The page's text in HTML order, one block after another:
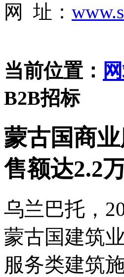
网 址：
当前位置：
B2B招标
蒙古国商
售额达2.2
乌兰巴托，
蒙古国建筑
服务类建筑